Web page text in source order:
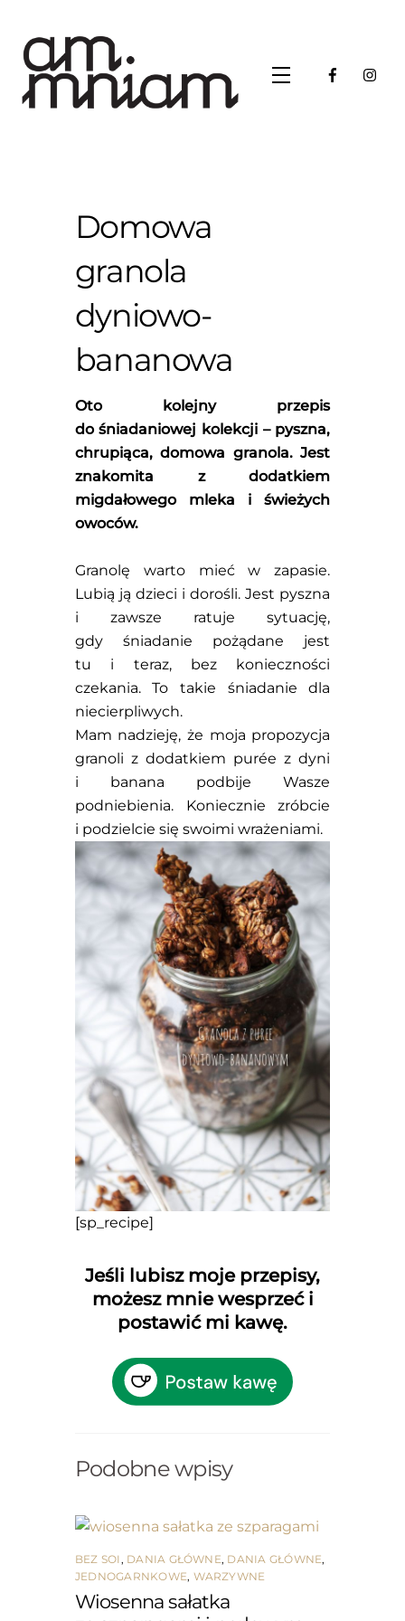
content
Menu
Domowa
granola
dyniowo-
bananowa
Oto kolejny przepis
do śniadaniowej kolekcji – pyszna,
chrupiąca, domowa granola. Jest
znakomita z dodatkiem
migdałowego mleka i świeżych
owoców.
Granolę warto mieć w zapasie.
Lubią ją dzieci i dorośli. Jest pyszna
i zawsze ratuje sytuację,
gdy śniadanie pożądane jest
tu i teraz, bez konieczności
czekania. To takie śniadanie dla
niecierpliwych.
Mam nadzieję, że moja propozycja
granoli z dodatkiem purée z dyni
i banana podbije Wasze
podniebienia. Koniecznie zróbcie
i podzielcie się swoimi wrażeniami.
[sp_recipe]
Jeśli lubisz moje przepisy,
możesz mnie wesprzeć i
postawić mi kawę.
Podobne wpisy
BEZ SOI , DANIA GŁÓWNE, DANIA GŁÓWNE,
JEDNOGARNKOWE, WARZYWNE
Wiosenna sałatka